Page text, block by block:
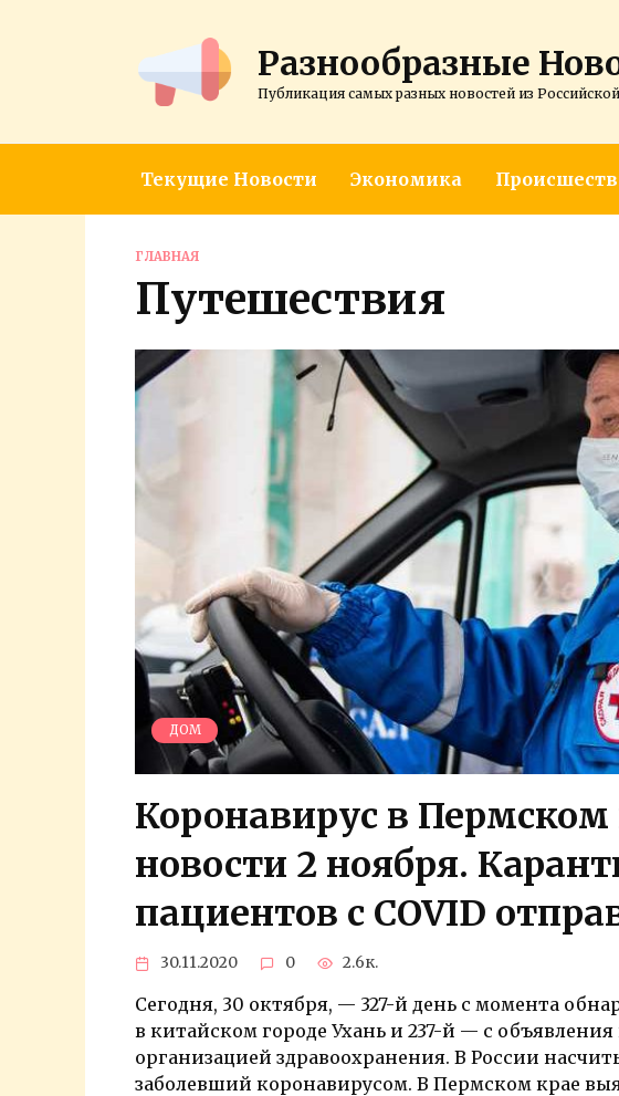
Разнообразные
Публикация самых разных новостей из
Текущие Новости Экономика
ГЛАВНАЯ
Путешествия
ДОМ
Коронавирус в Пермском
новости 2 ноября.
пациентов с COVID
30.11.2020 0 2.6к.
Сегодня, 30 октября, — 327-й день с момента
в китайском городе Ухань и 237-й — с
организацией здравоохранения. В России
заболевший коронавирусом. В Пермском крае